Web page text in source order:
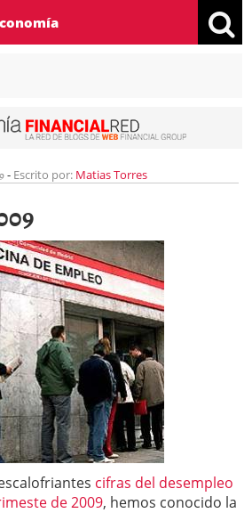
- Escrito por: Matias Torres
cifras del desempleo
de 2009, hemos conocido la